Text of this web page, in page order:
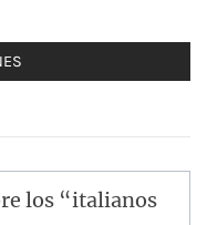
los “italianos